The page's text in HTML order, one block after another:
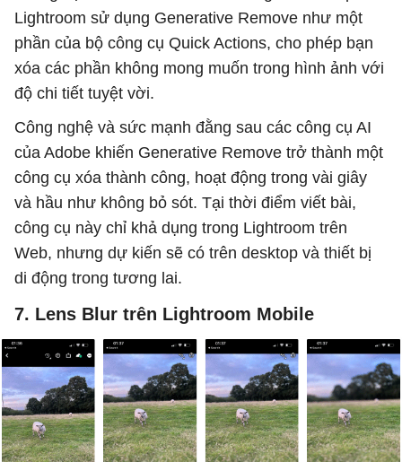
Lightroom sử dụng Generative Remove như một
phần của bộ công cụ Quick Actions, cho phép bạn
xóa các phần không mong muốn trong hình ảnh với
độ chi tiết tuyệt vời.
Công nghệ và sức mạnh đằng sau các công cụ AI
của Adobe khiến Generative Remove trở thành một
công cụ xóa thành công, hoạt động trong vài giây
và hầu như không bỏ sót. Tại thời điểm viết bài,
công cụ này chỉ khả dụng trong Lightroom trên
Web, nhưng dự kiến ​​sẽ có trên desktop và thiết bị
di động trong tương lai.
7. Lens Blur trên Lightroom Mobile